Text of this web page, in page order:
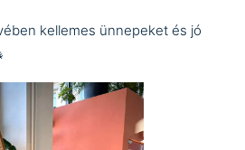
kellemes ünnepeket és jó